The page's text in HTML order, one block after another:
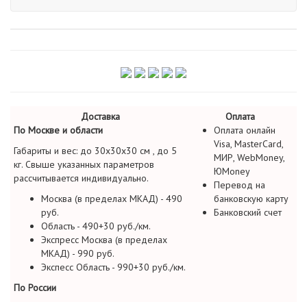
Доставка
Оплата
По Москве и области
Габариты и вес: до 30х30х30 см , до 5
кг. Свыше указанных параметров
рассчитывается индивидуально.
Москва (в пределах МКАД) - 490
руб.
Область - 490+30 руб./км.
Экспресс Москва (в пределах
МКАД) - 990 руб.
Экспесс Область - 990+30 руб./км.
По России
Оплата онлайн
Visa, MasterCard,
МИР, WebMoney,
ЮMoney
Перевод на
банковскую карту
Банковский счет